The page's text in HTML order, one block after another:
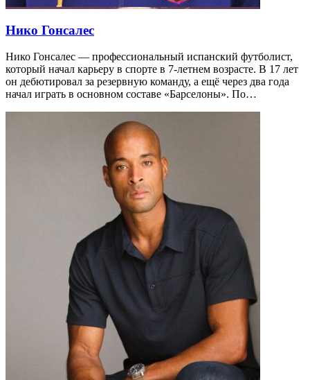
Нико Гонсалес
Нико Гонсалес — профессиональный испанский футболист,
который начал карьеру в спорте в 7-летнем возрасте. В 17 лет
он дебютировал за резервную команду, а ещё через два года
начал играть в основном составе «Барселоны». По…